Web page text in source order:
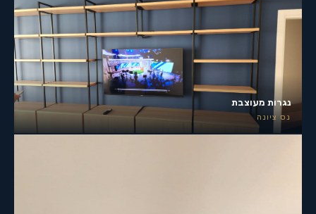
נגרות מעוצבת
נס ציונה